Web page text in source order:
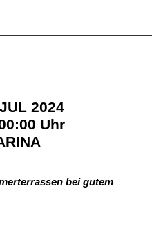
2024
Uhr
bei gutem